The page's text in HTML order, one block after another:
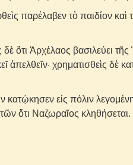
παρέλαβεν τὸ παιδίον καὶ
ὅτι Ἀρχέλαος βασιλεύει
ἀπελθεῖν· χρηματισθεὶς δὲ
κατῴκησεν εἰς πόλιν
ὅτι Ναζωραῖος κληθήσεται.